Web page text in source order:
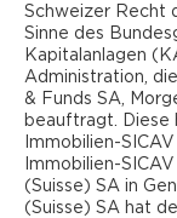
Der Teilfonds
– Commercial
in der Schweiz,
erwirtschaften,
nachhaltiges
Sozial- und
Bewirtschaftung
sogenannte
Dokumente der
Beschränkungen
Beschränkungen
auf dieser
Teilfonds
in der Schweiz
institutionelle
des
(KAG) gelten.
Schweizer Recht
Sinne des
Kapitalanlagen
Administration,
& Funds SA,
beauftragt. Diese
Immobilien-
Immobilien-
(Suisse) SA in
(Suisse) SA hat